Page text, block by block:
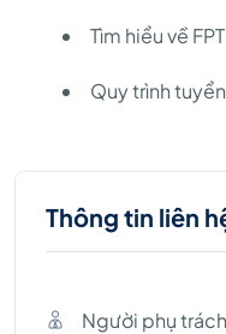
Tìm hiểu về
Quy trình
Thông tin liên
Người phụ